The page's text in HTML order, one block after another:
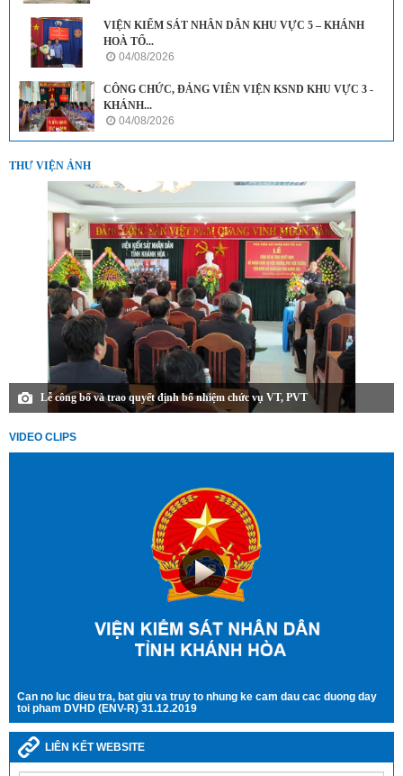
VIỆN KIỂM SÁT NHÂN DÂN KHU VỰC 5 – KHÁNH
HOÀ TỔ...
04/08/2026
CÔNG CHỨC, ĐẢNG VIÊN VIỆN KSND KHU VỰC 3 -
KHÁNH...
04/08/2026
THƯ VIỆN ẢNH
Lễ công bố và trao quyết định bổ nhiệm chức vụ VT, PVT
VIDEO CLIPS
Can no luc dieu tra, bat giu va truy to nhung ke cam dau cac duong day
toi pham DVHD (ENV-R) 31.12.2019
LIÊN KẾT WEBSITE